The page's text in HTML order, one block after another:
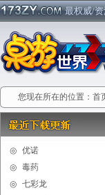
最权威/
您现在所在的位置： 首
◎ 优诺
◎ 毒药
◎ 七彩龙